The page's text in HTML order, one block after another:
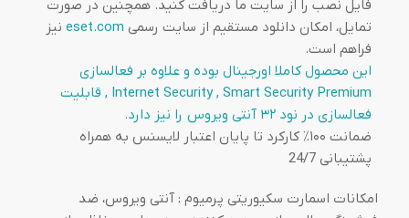
فایل نصب را از سایت ما دریافت کنید. همچنین در صورت
تمایل، امکان دانلود مستقیم از سایت رسمی eset.comنیز
فراهم است.
این محصول کاملا اورجینال بوده و علاوه بر فعالسازی
Internet Security , Smart Security Premium , قابلیت
فعالسازی در نود ۳۲
آنتی ویروس را نیز دارد.
ضمانت ۱۰۰٪ کارکرد تا پایان اعتبار لایسنس به همراه
پشتیبانی 24/7
امکانات اسمارت سکیوریتی پرمیوم : آنتی ویروس، ضد